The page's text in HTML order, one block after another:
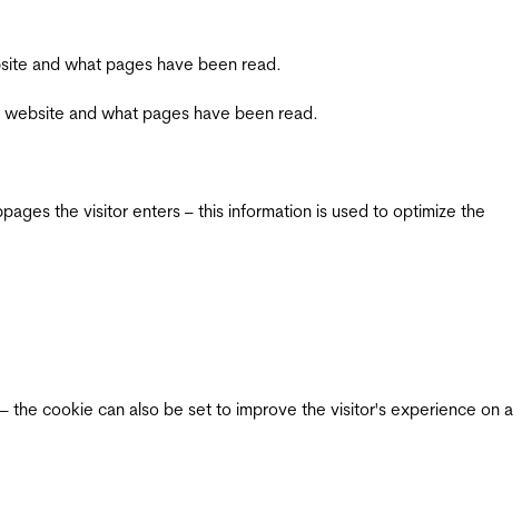
and what pages have been read.
and what pages have been read.
the visitor enters – this information is used to optimize the
cookie can also be set to improve the visitor's experience on a